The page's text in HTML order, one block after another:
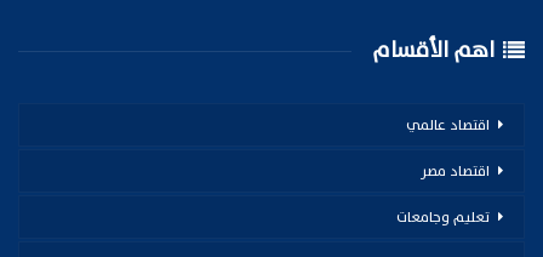
اهم الأقسام
اقتصاد عالمي
اقتصاد مصر
تعليم وجامعات